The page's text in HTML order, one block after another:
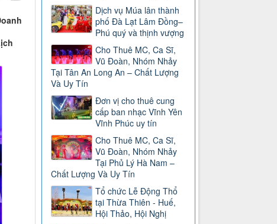
Dịch vụ Múa lân thành
phố Đà Lạt Lâm Đồng–
Phú quý và thịnh vượng
Cho Thuê MC, Ca Sĩ,
Vũ Đoàn, Nhóm Nhảy
Tại Tân An Long An – Chất Lượng
Và Uy Tín
Đơn vị cho thuê cung
cấp ban nhạc Vĩnh Yên
Vĩnh Phúc uy tín
Cho Thuê MC, Ca Sĩ,
Vũ Đoàn, Nhóm Nhảy
Tại Phủ Lý Hà Nam –
Chất Lượng Và Uy Tín
Tổ chức Lễ Động Thổ
tại Thừa Thiên - Huế,
Hội Thảo, Hội Nghị